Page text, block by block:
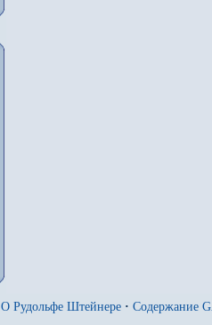
О Рудольфе Штейнере · Содержание